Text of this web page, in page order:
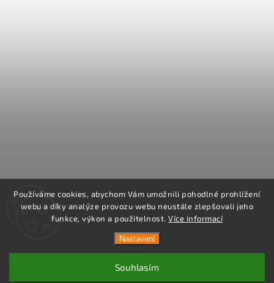
Používáme cookies, abychom Vám umožnili pohodlné prohlížení
webu a díky analýze provozu webu neustále zlepšovali jeho
funkce, výkon a použitelnost. Více informací
Nastavení
Souhlasím